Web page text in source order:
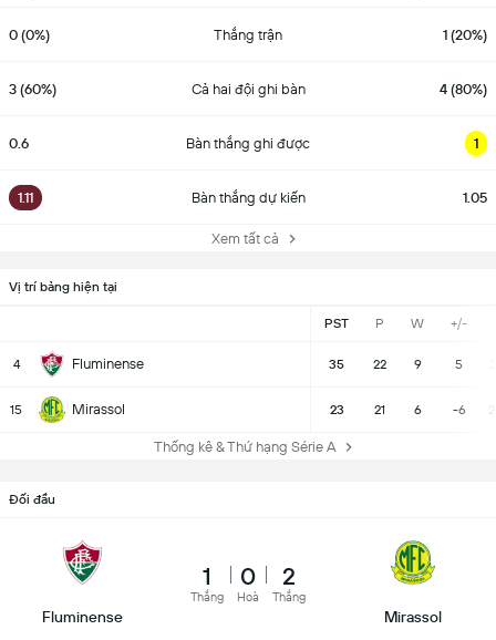
0 (0%) Thắng trận 1 (20%)
3 (60%) Cả hai đội ghi bàn 4 (80%)
0.6 Bàn thắng ghi được 1
1.11 Bàn thắng dự kiến 1.05
Xem tất cả
Vị trí bảng hiện tại
PST P W +/-
4 Fluminense 35 22 9 5
15 Mirassol 23 21 6 -6
Thống kê & Thứ hạng Série A
Đối đầu
Fluminense
1
Thắng
0
Hoà
2
Thắng
Mirassol